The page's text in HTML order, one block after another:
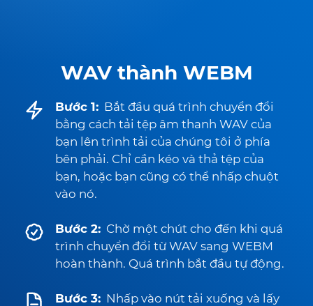
WAV thành WEBM
Bước 1: Bắt đầu quá trình chuyển đổi
bằng cách tải tệp âm thanh WAV của
bạn lên trình tải của chúng tôi ở phía
bên phải. Chỉ cần kéo và thả tệp của
bạn, hoặc bạn cũng có thể nhấp chuột
vào nó.
Bước 2: Chờ một chút cho đến khi quá
trình chuyển đổi từ WAV sang WEBM
hoàn thành. Quá trình bắt đầu tự động.
Bước 3: Nhấp vào nút tải xuống và lấy